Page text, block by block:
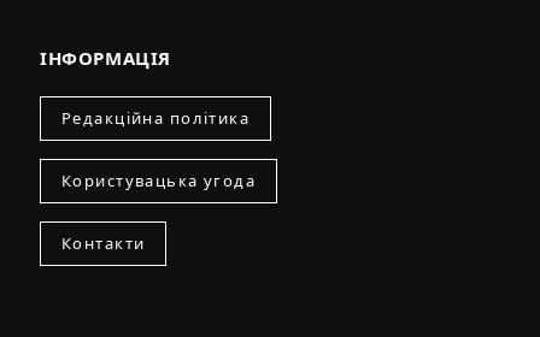
ІНФОРМАЦІЯ
Редакційна політика
Користувацька угода
Контакти